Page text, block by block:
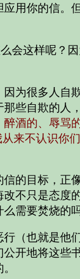
应用你的信。
会这样呢？
为很多人自
些自欺的人
酒的、辱骂
从来不认识你
的目标，正
不只是态度
需要焚烧的
（也就是他
开地将这些